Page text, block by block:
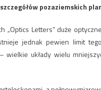
pozaziemskich
„Optics Letters” duże
jednak pewien limit
wielkie układy wielu